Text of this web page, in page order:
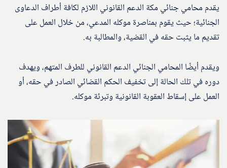
يقدم محامي جنائي مكة الدعم القانوني اللازم لكافة أطراف الدعاوى
الجنائية؛ حيث يقوم بمناصرة موكله المدعي، من خلال العمل على
تقديم ما يثبت حقه في القضية، والمطالبة به.
ويقدم أيضًا المحامي الجنائي الدعم القانوني للطرف المتهم، ويهدف
دوره في تلك الحالة إلى تخفيف الحكم القضائي الصادر في حقه، أو
العمل على إسقاط العقوبة القانونية وتبرئة موكله.